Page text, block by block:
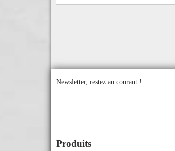
Newsletter, restez au courant !
Produits